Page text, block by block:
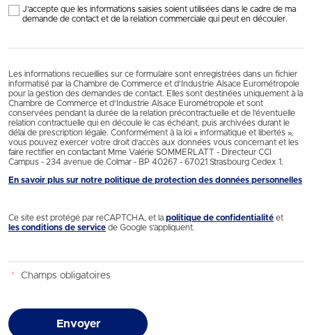
J'accepte que les informations saisies soient utilisées dans le cadre de ma
demande de contact et de la relation commerciale qui peut en découler.
Les informations recueillies sur ce formulaire sont enregistrées dans un fichier
informatisé par la Chambre de Commerce et d’Industrie Alsace Eurométropole
pour la gestion des demandes de contact. Elles sont destinées uniquement à la
Chambre de Commerce et d’Industrie Alsace Eurométropole et sont
conservées pendant la durée de la relation précontractuelle et de l’éventuelle
relation contractuelle qui en découle le cas échéant, puis archivées durant le
délai de prescription légale. Conformément à la loi « informatique et libertés »,
vous pouvez exercer votre droit d'accès aux données vous concernant et les
faire rectifier en contactant Mme Valérie SOMMERLATT - Directeur CCI
Campus - 234 avenue de Colmar - BP 40267 - 67021 Strasbourg Cedex 1.
En savoir plus sur notre politique de protection des données personnelles
Ce site est protégé par reCAPTCHA, et la politique de confidentialité et
les conditions de service de Google s’appliquent.
* Champs obligatoires
Envoyer